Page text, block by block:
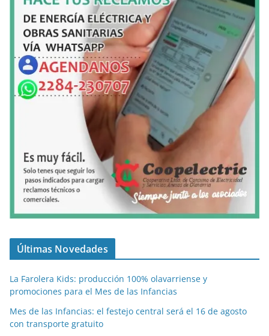
Últimas Novedades
La Farolera Kids: producción 100% olavarriense y
promociones para el Mes de las Infancias
Mes de las Infancias: el festejo central será el 16 de agosto
con transporte gratuito